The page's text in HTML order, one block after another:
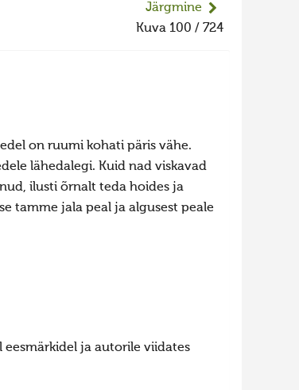
Järgmine
Kuva 100 / 724
on ruumi kohati päris vähe.
lähedalegi. Kuid nad viskavad
ilusti õrnalt teda hoides ja
tamme jala peal ja algusest peale
ja autorile viidates